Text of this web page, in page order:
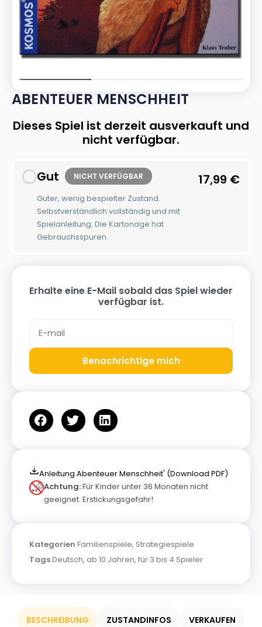
ABENTEUER MENSCHHEIT
Dieses Spiel ist derzeit ausverkauft und
nicht verfügbar.
Gut NICHT VERFÜGBAR
Guter, wenig bespielter Zustand.
Selbstverständlich vollständig und mit
Spielanleitung. Die Kartonage hat
Gebrauchsspuren.
17,99 €
Erhalte eine E-Mail sobald das Spiel wieder
verfügbar ist.
Benachrichtige mich
Anleitung Abenteuer Menschheit' (Download PDF)
Achtung:Für Kinder unter 36 Monaten nicht
geeignet. Erstickungsgefahr!
Kategorien Familienspiele, Strategiespiele
TagsDeutsch, ab 10 Jahren, für 3 bis 4 Spieler
BESCHREIBUNG ZUSTANDINFOS VERKAUFEN